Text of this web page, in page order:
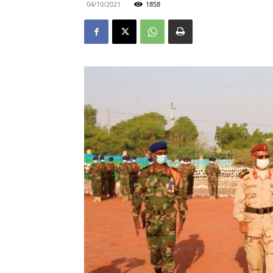
04/10/2021 1858